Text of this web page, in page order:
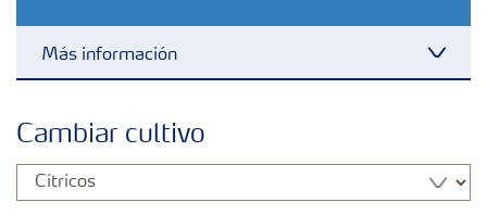
Más información
Herramientas y servicios
Cambiar cultivo